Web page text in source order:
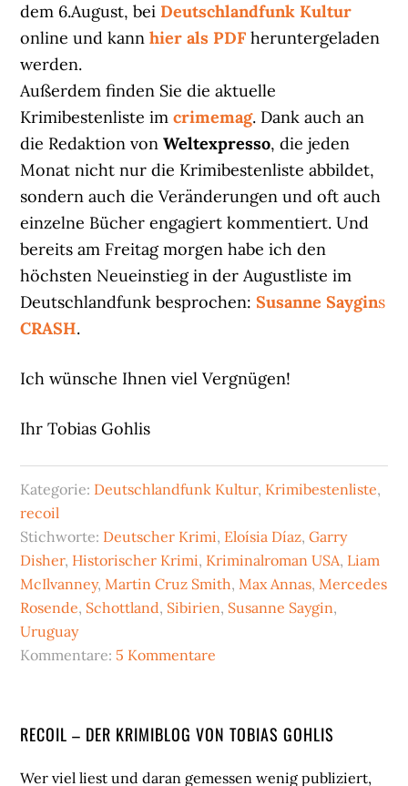
dem 6.August, bei Deutschlandfunk Kultur
online und kannhier als PDF heruntergeladen
werden.
Außerdem finden Sie die aktuelle
Krimibestenliste imcrimemag. Dank auch an
die Redaktion vonWeltexpresso, die jeden
Monat nicht nur die Krimibestenliste abbildet,
sondern auch die Veränderungen und oft auch
einzelne Bücher engagiert kommentiert. Und
bereits am Freitag morgen habe ich den
höchsten Neueinstieg in der Augustliste im
Deutschlandfunk besprochen:Susanne Saygins
CRASH.
Ich wünsche Ihnen viel Vergnügen!
Ihr Tobias Gohlis
Kategorie: Deutschlandfunk Kultur, Krimibestenliste,
recoil
Stichworte: Deutscher Krimi, Eloísia Díaz,Garry
Disher, Historischer Krimi, Kriminalroman USA, Liam
McIlvanney,Martin Cruz Smith,Max Annas,Mercedes
Rosende, Schottland, Sibirien, Susanne Saygin,
Uruguay
Kommentare: 5 Kommentare
Seitenspalte
RECOIL – DER KRIMIBLOG VON TOBIAS GOHLIS
Wer viel liest und daran gemessen wenig publiziert,